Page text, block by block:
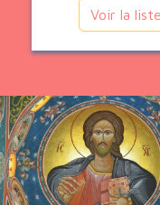
Voir la